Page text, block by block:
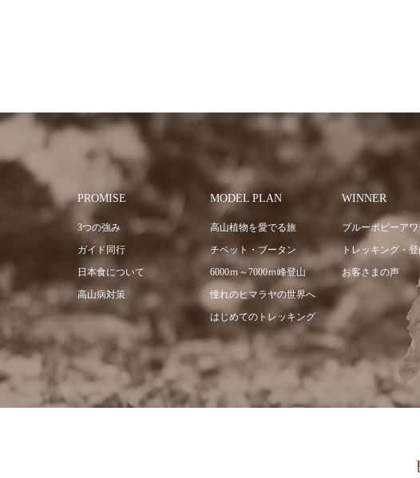
PROMISE
3つの強み
ガイド同行
日本食について
高山病対策
MODEL PLAN
高山植物を愛でる旅
チベット・ブータン
6000ｍ～7000ｍ峰登山
憧れのヒマラヤの世界へ
はじめてのトレッキング
WINNER
ブルーポピーア
トレッキング・
お客さまの声